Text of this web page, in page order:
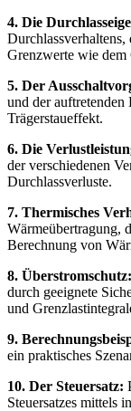
4. Die
Grenzwerte wie dem
5. Der
und der
Trägerstaueffekt.
6. Die
der verschiedenen
Durchlassverluste.
7. Thermisches
Wärmeübertragung,
Berechnung von
8. Überstromschutz:
durch geeignete
und
9.
ein praktisches
10. Der Steuersatz:
Steuersatzes mittels